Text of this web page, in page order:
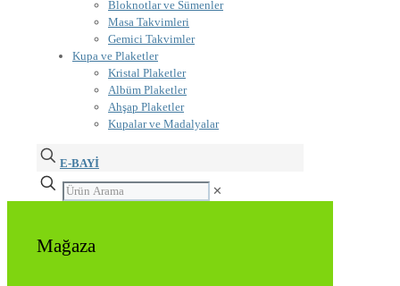
Bloknotlar ve Sümenler
Masa Takvimleri
Gemici Takvimler
Kupa ve Plaketler
Kristal Plaketler
Albüm Plaketler
Ahşap Plaketler
Kupalar ve Madalyalar
E-BAYİ
✕
Mağaza